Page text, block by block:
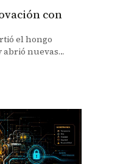
con
el hongo
abrió nuevas